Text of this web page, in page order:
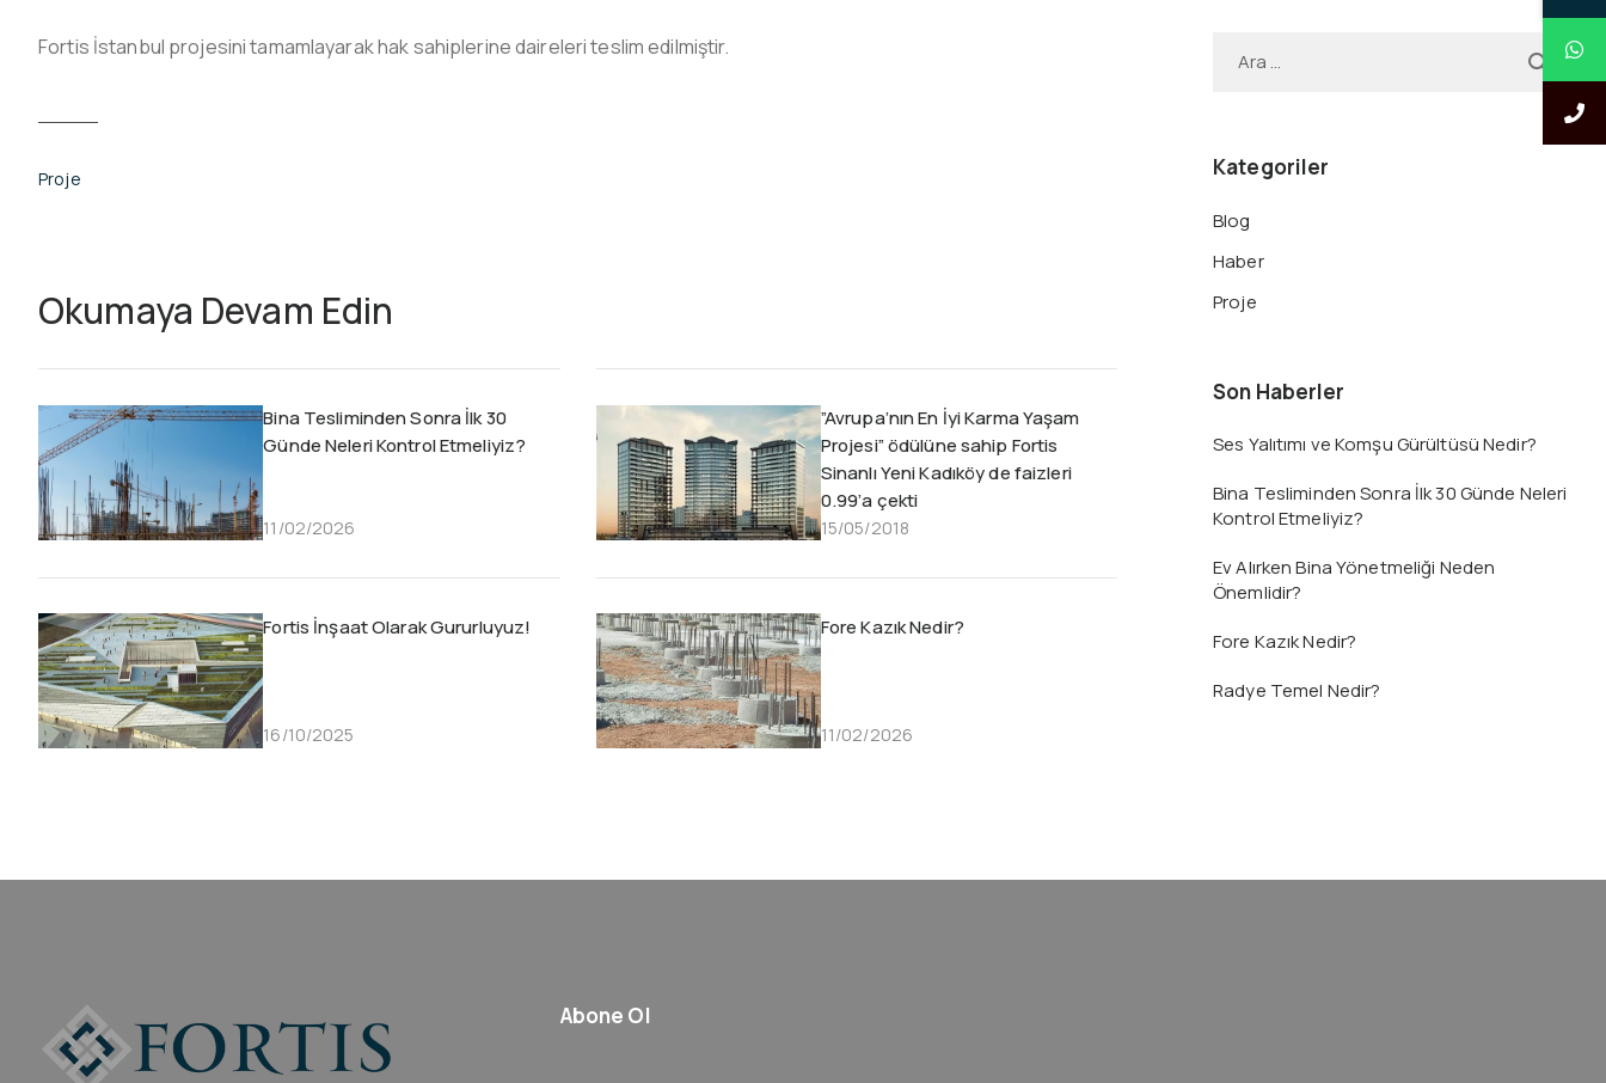
Fortis İstanbul projesini tamamlayarak hak sahiplerine daireleri teslim edilmiştir.
Proje
Okumaya Devam Edin
Bina Tesliminden Sonra İlk 30
Günde Neleri Kontrol Etmeliyiz?
11/02/2026
”Avrupa’nın En İyi Karma Yaşam
Projesi” ödülüne sahip Fortis
Sinanlı Yeni Kadıköy de faizleri
0.99’a çekti
15/05/2018
Fortis İnşaat Olarak Gururluyuz!
16/10/2025
Fore Kazık Nedir?
11/02/2026
Kategoriler
Blog
Haber
Proje
Son Haberler
Ses Yalıtımı ve Komşu Gürültüsü Nedir?
Bina Tesliminden Sonra İlk 30 Günde Neleri
Kontrol Etmeliyiz?
Ev Alırken Bina Yönetmeliği Neden
Önemlidir?
Fore Kazık Nedir?
Radye Temel Nedir?
Abone Ol